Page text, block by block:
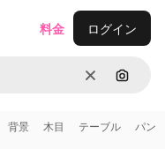
消去 画像で
料金 ログイン
背景 木目 テーブル パン